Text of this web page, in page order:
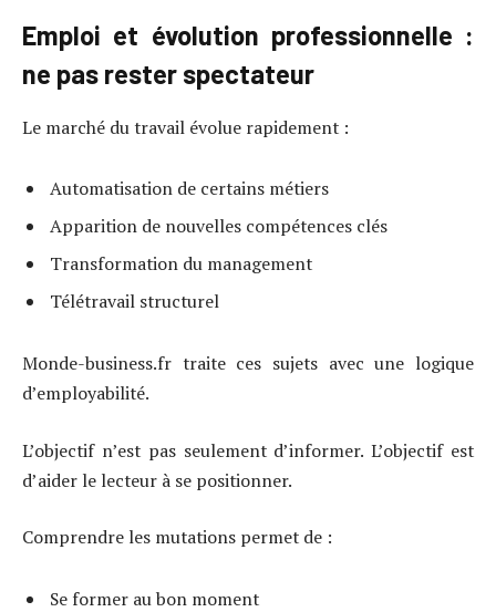
Emploi et évolution professionnelle :
ne pas rester spectateur
Le marché du travail évolue rapidement :
Automatisation de certains métiers
Apparition de nouvelles compétences clés
Transformation du management
Télétravail structurel
Monde-business.fr traite ces sujets avec une logique
d’employabilité.
L’objectif n’est pas seulement d’informer. L’objectif est
d’aider le lecteur à se positionner.
Comprendre les mutations permet de :
Se former au bon moment